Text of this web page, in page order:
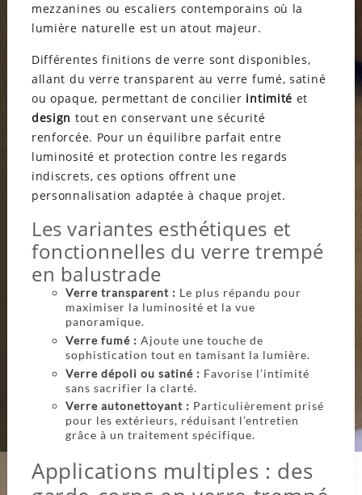
mezzanines ou escaliers contemporains où la
lumière naturelle est un atout majeur.
Différentes finitions de verre sont disponibles,
allant du verre transparent au verre fumé, satiné
ou opaque, permettant de concilier intimité et
design tout en conservant une sécurité
renforcée. Pour un équilibre parfait entre
luminosité et protection contre les regards
indiscrets, ces options offrent une
personnalisation adaptée à chaque projet.
Les variantes esthétiques et
fonctionnelles du verre trempé
en balustrade
Verre transparent : Le plus répandu pour
maximiser la luminosité et la vue
panoramique.
Verre fumé : Ajoute une touche de
sophistication tout en tamisant la lumière.
Verre dépoli ou satiné : Favorise l’intimité
sans sacrifier la clarté.
Verre autonettoyant : Particulièrement prisé
pour les extérieurs, réduisant l’entretien
grâce à un traitement spécifique.
Applications multiples : des